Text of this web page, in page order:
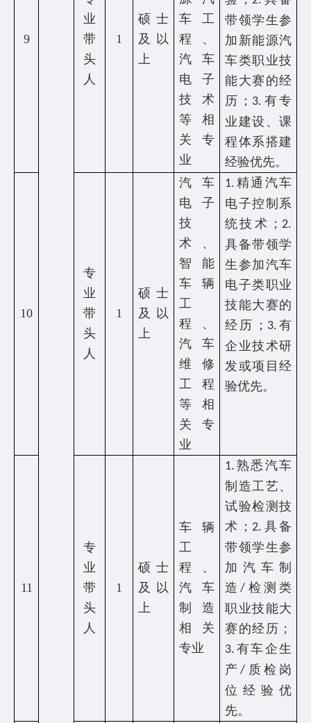
9
业
带
头
人
1
硕士
及以
上
车工
程、
汽车
电子
技术
等相
关专
业
带领学生参
加新能源汽
车类职业技
能大赛的经
历； 3. 有专
业建设、课
程体系搭建
经验优先。
10
专
业
带
头
人
1
硕士
及以
上
汽车
电子
技
术、
智能
车辆
工
程、
汽车
维修
工程
等相
关专
业
1. 精通汽车
电子控制系
统技术； 2.
具备带领学
生参加汽车
电子类职业
技能大赛的
经历； 3. 有
企业技术研
发或项目经
验优先。
11
专
业
带
头
人
1
硕士
及以
上
车辆
工
程、
汽车
制造
相关
专业
1. 熟悉汽车
制造工艺、
试验检测技
术； 2. 具备
带领学生参
加汽车制
造/ 检测类
职业技能大
赛的经历；
3. 有车企生
产/ 质检岗
位经验优
先。